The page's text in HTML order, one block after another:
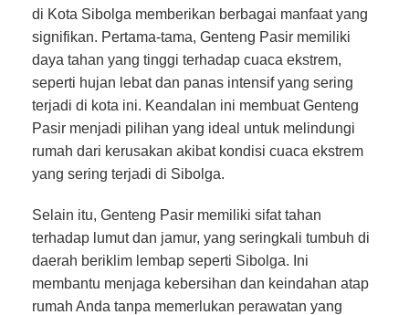
di Kota Sibolga memberikan berbagai manfaat yang
signifikan. Pertama-tama, Genteng Pasir memiliki
daya tahan yang tinggi terhadap cuaca ekstrem,
seperti hujan lebat dan panas intensif yang sering
terjadi di kota ini. Keandalan ini membuat Genteng
Pasir menjadi pilihan yang ideal untuk melindungi
rumah dari kerusakan akibat kondisi cuaca ekstrem
yang sering terjadi di Sibolga.
Selain itu, Genteng Pasir memiliki sifat tahan
terhadap lumut dan jamur, yang seringkali tumbuh di
daerah beriklim lembap seperti Sibolga. Ini
membantu menjaga kebersihan dan keindahan atap
rumah Anda tanpa memerlukan perawatan yang